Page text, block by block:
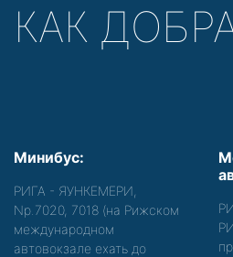
КАК
Минибус:
РИГА - ЯУНКЕМЕРИ,
Nр.7020, 7018 (на Рижском
международном
автовокзале ехать до